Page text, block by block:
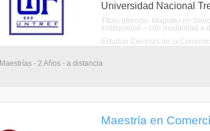
Universidad Nacional
Título ofrecido: Magister en
Institucional – con modalidad a
Estudiar Ciencias de la
Maestrías - 2 Años - a distancia
Maestría en